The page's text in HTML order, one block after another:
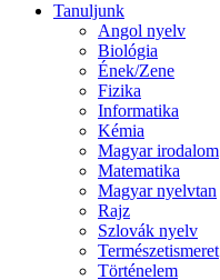
Tanuljunk
Angol nyelv
Biológia
Ének/Zene
Fizika
Informatika
Kémia
Magyar irodalom
Matematika
Magyar nyelvtan
Rajz
Szlovák nyelv
Természetismeret
Történelem